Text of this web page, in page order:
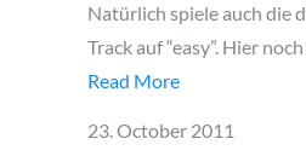
Natürlich spiele auch die
Track auf “easy”. Hier
Read More
Posted
23. October 2011